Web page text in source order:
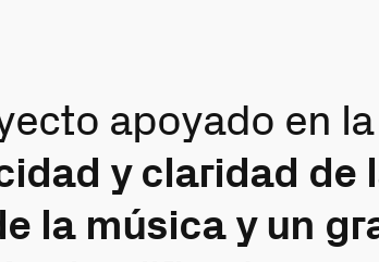
apoyado en la
y claridad de
la música y un